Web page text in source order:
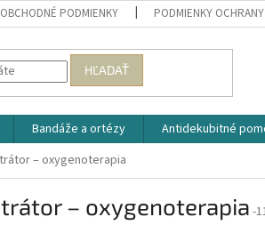
OBCHODNÉ PODMIENKY PODMIENKY OCHRANY
HĽADAŤ
Bandáže a ortézy Antidekubitné
– oxygenoterapia
– oxygenoterapia -